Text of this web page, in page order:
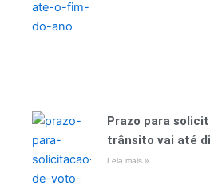
Prazo para
trânsito vai até
Leia mais »